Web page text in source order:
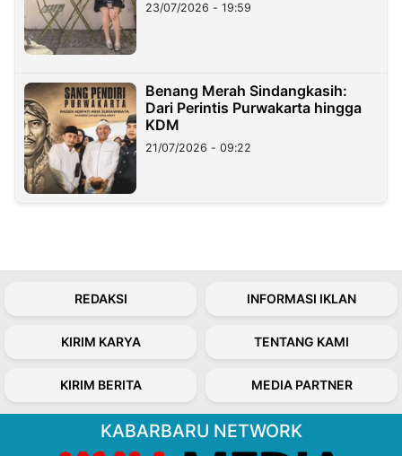
23/07/2026 - 19:59
Benang Merah Sindangkasih:
Dari Perintis Purwakarta hingga
KDM
21/07/2026 - 09:22
REDAKSI INFORMASI IKLAN
KIRIM KARYA TENTANG KAMI
KIRIM BERITA MEDIA PARTNER
KABARBARU NETWORK